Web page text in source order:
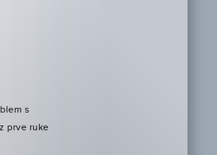
s
prve ruke